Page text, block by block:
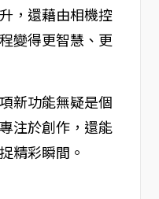
，還藉由相機控
變得更智慧、更
新功能無疑是個
注於創作，還能
精彩瞬間。